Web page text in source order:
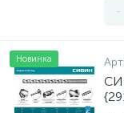
-
Новинка